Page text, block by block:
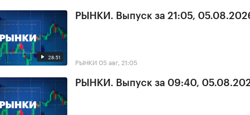
28:51
РЫНКИ. Выпуск за 21:05,
РЫНКИ 05 авг, 21:05
РЫНКИ. Выпуск за 09:40,